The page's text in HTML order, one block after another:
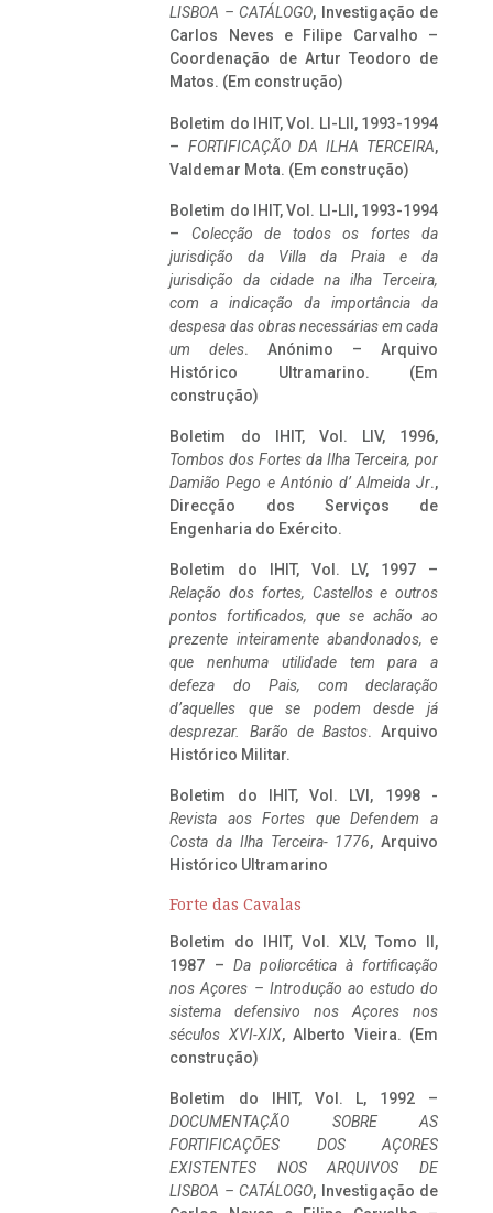
LISBOA – CATÁLOGO, Investigação de
Carlos Neves e Filipe Carvalho –
Coordenação de Artur Teodoro de
Matos. (Em construção)
Boletim do IHIT, Vol. LI-LII, 1993-1994
– FORTIFICAÇÃO DA ILHA TERCEIRA,
Valdemar Mota. (Em construção)
Boletim do IHIT, Vol. LI-LII, 1993-1994
– Colecção de todos os fortes da
jurisdição da Villa da Praia e da
jurisdição da cidade na ilha Terceira,
com a indicação da importância da
despesa das obras necessárias em cada
um deles. Anónimo – Arquivo
Histórico Ultramarino. (Em
construção)
Boletim do IHIT, Vol. LIV, 1996,
Tombos dos Fortes da Ilha Terceira, por
Damião Pego e António d’ Almeida Jr.,
Direcção dos Serviços de
Engenharia do Exército.
Boletim do IHIT, Vol. LV, 1997 –
Relação dos fortes, Castellos e outros
pontos fortificados, que se achão ao
prezente inteiramente abandonados, e
que nenhuma utilidade tem para a
defeza do Pais, com declaração
d’aquelles que se podem desde já
desprezar. Barão de Bastos. Arquivo
Histórico Militar.
Boletim do IHIT, Vol. LVI, 1998 -
Revista aos Fortes que Defendem a
Costa da Ilha Terceira- 1776, Arquivo
Histórico Ultramarino
Forte das Cavalas
Boletim do IHIT, Vol. XLV, Tomo II,
1987 – Da poliorcética à fortificação
nos Açores – Introdução ao estudo do
sistema defensivo nos Açores nos
séculos XVI-XIX, Alberto Vieira. (Em
construção)
Boletim do IHIT, Vol. L, 1992 –
DOCUMENTAÇÃO SOBRE AS
FORTIFICAÇÕES DOS AÇORES
EXISTENTES NOS ARQUIVOS DE
LISBOA – CATÁLOGO, Investigação de